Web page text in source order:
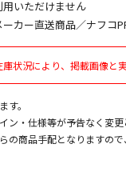
いただけません
カー直送商品／ナフコ
状況により、掲載画像と
。
・仕様等が予告なく変更
商品手配となりますので